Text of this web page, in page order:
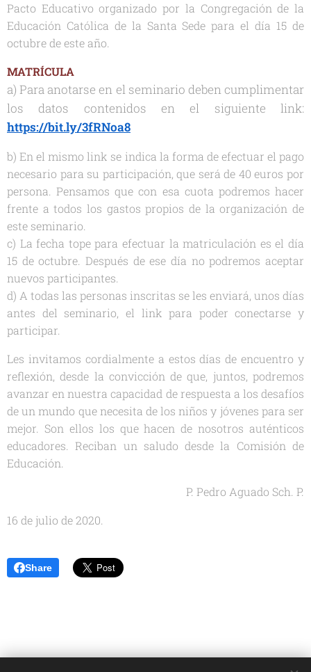
Pacto Educativo organizado por la Congregación de la
Educación Católica de la Santa Sede para el día 15 de
octubre de este año.
MATRÍCULA
a) Para anotarse en el seminario deben cumplimentar
los datos contenidos en el siguiente link:
https://bit.ly/3fRNoa8
b) En el mismo link se indica la forma de efectuar el pago
necesario para su participación, que será de 40 euros por
persona. Pensamos que con esa cuota podremos hacer
frente a todos los gastos propios de la organización de
este seminario.
c) La fecha tope para efectuar la matriculación es el día
15 de octubre. Después de ese día no podremos aceptar
nuevos participantes.
d) A todas las personas inscritas se les enviará, unos días
antes del seminario, el link para poder conectarse y
participar.
Les invitamos cordialmente a estos días de encuentro y
reflexión, desde la convicción de que, juntos, podremos
avanzar en nuestra capacidad de respuesta a los desafíos
de un mundo que necesita de los niños y jóvenes para ser
mejor. Son ellos los que hacen de nosotros auténticos
educadores. Reciban un saludo desde la Comisión de
Educación.
P. Pedro Aguado Sch. P.
16 de julio de 2020.
Share